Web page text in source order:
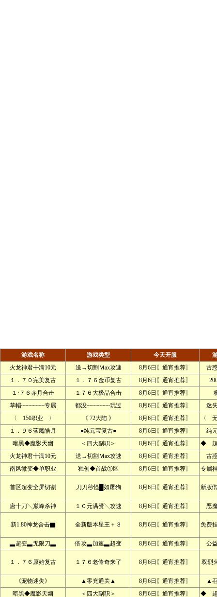
游戏名称 游戏类型 今天开服
火龙神君╋满10元
送→切割Ｍax攻速 8月6日〖通宵推荐〗
古
１．７０完美复古
１．７６金币复古 8月6日〖通宵推荐〗
１·７６赤月合击
１７６大极品合击 8月6日〖通宵推荐〗
草帽┉┉┉┉专属
都没┉┉┉┉玩过 8月6日〖通宵推荐〗
迷
〈 150职业 〉
《 72大陆 》 8月6日〖通宵推荐〗
〈
１．９６蓝魔皓月
●纯元宝复古● 8月6日〖通宵推荐〗
纯
暗黑◆魔影天幽
＜四大副职＞ 8月6日〖通宵推荐〗
◆ 超
火龙神君╋满10元
送→切割Ｍax攻速 8月6日〖通宵推荐〗
古
南风微变◆单职业
独创◆首战①区 8月6日〖通宵推荐〗 专属
首区超变全屏切割 刀刀秒怪█如屠狗 8月6日〖通宵推荐〗 新版
唐╋刀╲巅峰杀神 １０元满赞╲攻速 8月6日〖通宵推荐〗 恶
新1.80神龙合击▇ 全新版本星王＋３ 8月6日〖通宵推荐〗 免费
▃超变▃无限刀▃ 倍攻▃加速▃超变 8月6日〖通宵推荐〗 公
１．７６原始复古 １７６老传奇来了 8月6日〖通宵推荐〗 双烈
《宠物迷失》 ▲零充通关▲ 8月6日〖通宵推荐〗
▲
暗黑◆魔影天幽
＜四大副职＞ 8月6日〖通宵推荐〗 ◆ 超